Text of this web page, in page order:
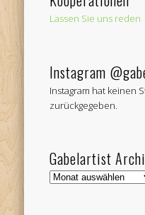
Lassen Sie uns reden
Instagram
Instagram hat keinen
zurückgegeben.
Gabelartist
Gabelartist